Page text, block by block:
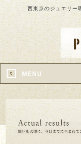
西東京のジュエリ
MENU